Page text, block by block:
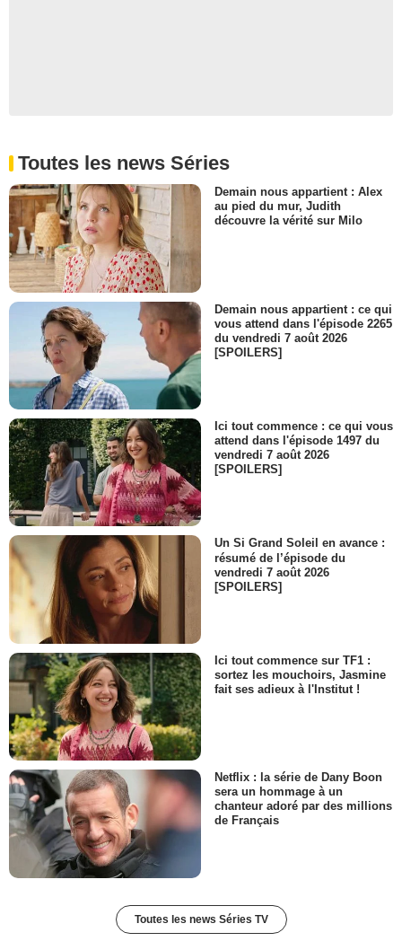
Toutes les news Séries
Demain nous appartient : Alex
au pied du mur, Judith
découvre la vérité sur Milo
Demain nous appartient : ce qui
vous attend dans l'épisode 2265
du vendredi 7 août 2026
[SPOILERS]
Ici tout commence : ce qui vous
attend dans l'épisode 1497 du
vendredi 7 août 2026
[SPOILERS]
Un Si Grand Soleil en avance :
résumé de l’épisode du
vendredi 7 août 2026
[SPOILERS]
Ici tout commence sur TF1 :
sortez les mouchoirs, Jasmine
fait ses adieux à l'Institut !
Netflix : la série de Dany Boon
sera un hommage à un
chanteur adoré par des millions
de Français
Toutes les news Séries TV